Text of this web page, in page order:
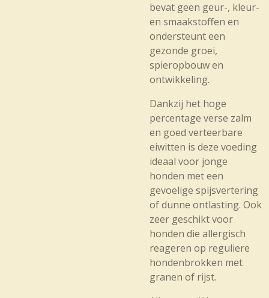
bevat geen geur-, kleur-
en smaakstoffen en
ondersteunt een
gezonde groei,
spieropbouw en
ontwikkeling.
Dankzij het hoge
percentage verse zalm
en goed verteerbare
eiwitten is deze voeding
ideaal voor jonge
honden met een
gevoelige spijsvertering
of dunne ontlasting. Ook
zeer geschikt voor
honden die allergisch
reageren op reguliere
hondenbrokken met
granen of rijst.